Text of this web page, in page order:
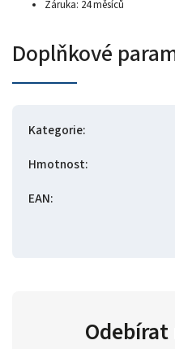
Záruka: 24 měsíců
Doplňkové
Kategorie:
Hmotnost:
EAN: